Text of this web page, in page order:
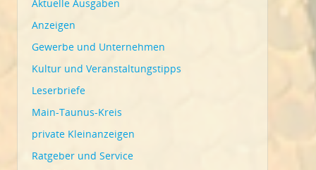
Aktuelle Ausgaben
Anzeigen
Gewerbe und Unternehmen
Kultur und Veranstaltungstipps
Leserbriefe
Main-Taunus-Kreis
private Kleinanzeigen
Ratgeber und Service